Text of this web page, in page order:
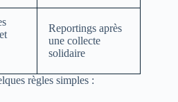
Reportings après
une collecte
solidaire
règles simples :